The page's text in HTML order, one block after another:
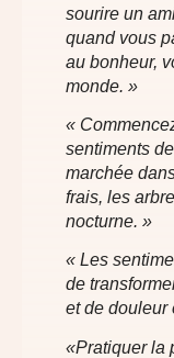
sourire un
quand vous
au bonheur,
monde. »
«
sentiments
marchée
frais, les
nocturne. »
« Les
de
et de douleur
«Pratiquer la